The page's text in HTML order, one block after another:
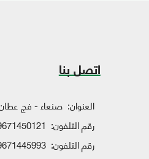
اتصل بنا
العنوان: صنعاء - فج
رقم التلفون:
رقم التلفون: